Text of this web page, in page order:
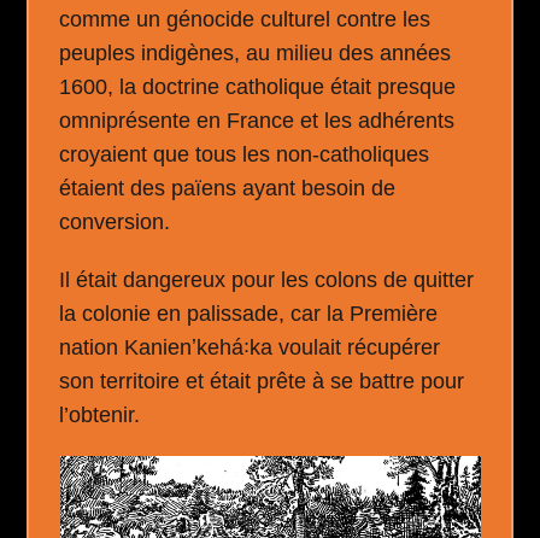
comme un génocide culturel contre les
peuples indigènes, au milieu des années
1600, la doctrine catholique était presque
omniprésente en France et les adhérents
croyaient que tous les non-catholiques
étaient des païens ayant besoin de
conversion.
Il était dangereux pour les colons de quitter
la colonie en palissade, car la Première
nation Kanienʼkehá꞉ka voulait récupérer
son territoire et était prête à se battre pour
l’obtenir.